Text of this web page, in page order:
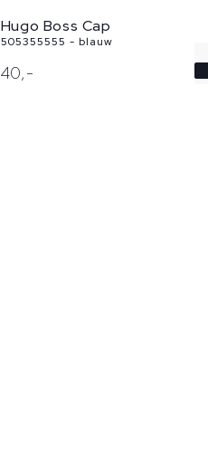
Hugo Boss Cap
505355555 - blauw
40,-